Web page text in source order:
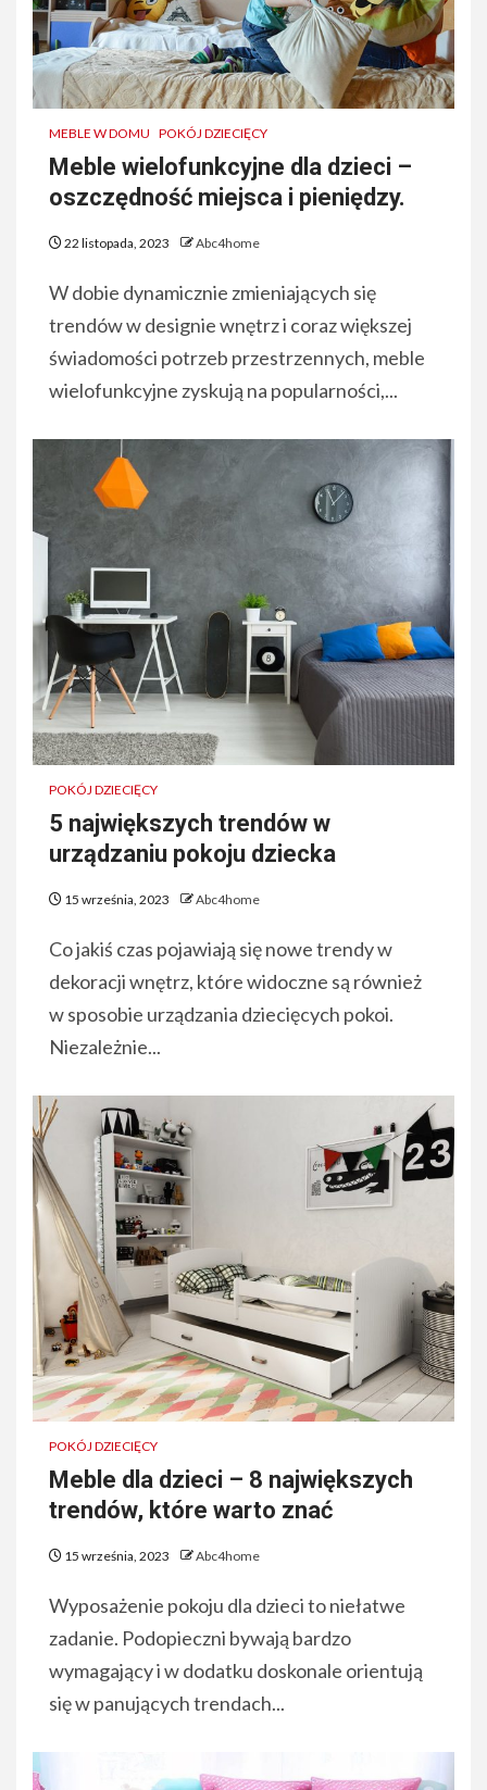
MEBLE W DOMU POKÓJ DZIECIĘCY
Meble wielofunkcyjne dla dzieci –
oszczędność miejsca i pieniędzy.
22 listopada, 2023 Abc4home
W dobie dynamicznie zmieniających się
trendów w designie wnętrz i coraz większej
świadomości potrzeb przestrzennych, meble
wielofunkcyjne zyskują na popularności,...
POKÓJ DZIECIĘCY
5 największych trendów w
urządzaniu pokoju dziecka
15 września, 2023 Abc4home
Co jakiś czas pojawiają się nowe trendy w
dekoracji wnętrz, które widoczne są również
w sposobie urządzania dziecięcych pokoi.
Niezależnie...
POKÓJ DZIECIĘCY
Meble dla dzieci – 8 największych
trendów, które warto znać
15 września, 2023 Abc4home
Wyposażenie pokoju dla dzieci to niełatwe
zadanie. Podopieczni bywają bardzo
wymagający i w dodatku doskonale orientują
się w panujących trendach...